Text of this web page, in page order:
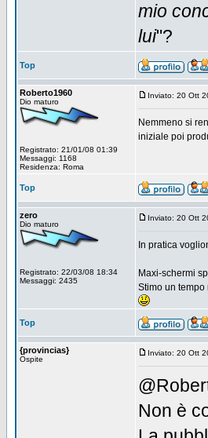
mio
lui"?
Top
Roberto1960
Dio maturo
Registrato: 21/01/08 01:39
Messaggi: 1168
Residenza: Roma
Inviato: 20 Ott
Nemmeno si
iniziale poi
Top
zero
Dio maturo
Registrato: 22/03/08 18:34
Messaggi: 2435
Inviato: 20 Ott
In pratica
Maxi-schermi
Stimo un
Top
{provincias}
Ospite
Inviato: 20 Ott
Non è